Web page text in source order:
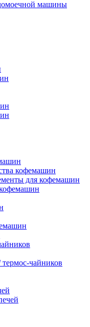
машины
кофемашин
для кофемашин
чайников